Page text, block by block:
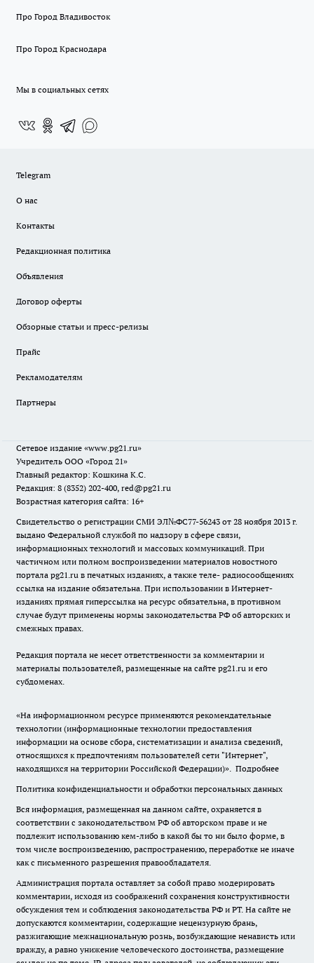
Про Город Владивосток
Про Город Краснодара
Мы в социальных сетях
Telegram
О нас
Контакты
Редакционная политика
Объявления
Договор оферты
Обзорные статьи и пресс-релизы
Прайс
Рекламодателям
Партнеры
Сетевое издание «www.pg21.ru»
Учредитель ООО «Город 21»
Главный редактор: Кошкина К.С.
Редакция: 8 (8352) 202-400, red@pg21.ru
Возрастная категория сайта: 16+
Свидетельство о регистрации СМИ ЭЛ№ФС77-56243 от 28 ноября 2013 г.
выдано Федеральной службой по надзору в сфере связи,
информационных технологий и массовых коммуникаций. При
частичном или полном воспроизведении материалов новостного
портала pg21.ru в печатных изданиях, а также теле- радиосообщениях
ссылка на издание обязательна. При использовании в Интернет-
изданиях прямая гиперссылка на ресурс обязательна, в противном
случае будут применены нормы законодательства РФ об авторских и
смежных правах.
Редакция портала не несет ответственности за комментарии и
материалы пользователей, размещенные на сайте pg21.ru и его
субдоменах.
«На информационном ресурсе применяются рекомендательные
технологии (информационные технологии предоставления
информации на основе сбора, систематизации и анализа сведений,
относящихся к предпочтениям пользователей сети "Интернет",
находящихся на территории Российской Федерации)». Подробнее
Политика конфиденциальности и обработки персональных данных
Вся информация, размещенная на данном сайте, охраняется в
соответствии с законодательством РФ об авторском праве и не
подлежит использованию кем-либо в какой бы то ни было форме, в
том числе воспроизведению, распространению, переработке не иначе
как с письменного разрешения правообладателя.
Администрация портала оставляет за собой право модерировать
комментарии, исходя из соображений сохранения конструктивности
обсуждения тем и соблюдения законодательства РФ и РТ. На сайте не
допускаются комментарии, содержащие нецензурную брань,
разжигающие межнациональную рознь, возбуждающие ненависть или
вражду, а равно унижение человеческого достоинства, размещение